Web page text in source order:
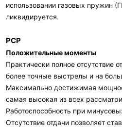
использовании газовых пружин
ликвидируется.
PCP
Положительные моменты
Практически полное отсутствие
более точные выстрелы и на
Максимально достижимая
самая высокая из всех
Работоспособность при
Отсутствие отдачи позволяет